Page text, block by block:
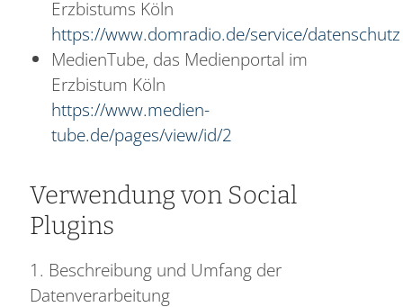
Erzbistums Köln
https://www.domradio.de/service/datenschutz
MedienTube, das Medienportal im
Erzbistum Köln
https://www.medien-
tube.de/pages/view/id/2
Verwendung von Social
Plugins
1. Beschreibung und Umfang der
Datenverarbeitung